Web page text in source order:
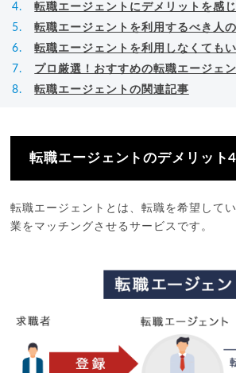
転職エージェントにデメリットを感
転職エージェントを利用するべき人
転職エージェントを利用しなくても
プロ厳選！おすすめの転職エージェ
転職エージェントの関連記事
転職エージェントのデメリット
転職エージェントとは、転職を希望して
業をマッチングさせるサービスです。